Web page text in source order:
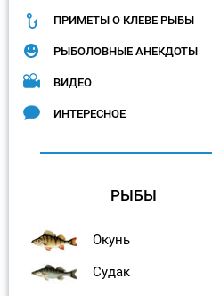
ПРИМЕТЫ О КЛЕВЕ РЫБЫ
РЫБОЛОВНЫЕ АНЕКДОТЫ
ВИДЕО
ИНТЕРЕСНОЕ
РЫБЫ
Окунь
Судак